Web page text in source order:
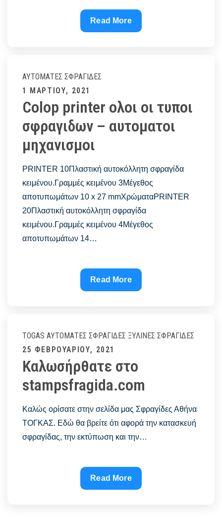
COLOP
STAMP
INDIGO
Read More
ΑΥΤΌΜΑΤΕΣ ΣΦΡΑΓΊΔΕΣ
Posted
on
1 ΜΑΡΤΊΟΥ, 2021
Colop printer ολοι οι τυποι
σφραγιδων – αυτοματοι
μηχανισμοι
PRINTER 10Πλαστική αυτοκόλλητη σφραγίδα
κειμένου.Γραμμές κειμένου 3Μέγεθος
αποτυπωμάτων 10 x 27 mmΧρώματαPRINTER
20Πλαστική αυτοκόλλητη σφραγίδα
κειμένου.Γραμμές κειμένου 4Μέγεθος
αποτυπωμάτων 14…
Colop
printer
τυποι
–
αυτοματοι
μηχανισμοι
Read More
TOGAS ΑΥΤΌΜΑΤΕΣ ΣΦΡΑΓΊΔΕΣ ΞΎΛΙΝΕΣ ΣΦΡΑΓΊΔΕΣ
Posted
on
25 ΦΕΒΡΟΥΑΡΊΟΥ, 2021
Καλωσήρθατε στο
stampsfragida.com
Καλώς ορίσατε στην σελίδα μας Σφραγίδες Αθήνα
ΤΟΓΚΑΣ. Εδώ θα βρείτε ότι αφορά την κατασκευή
σφραγίδας, την εκτύπωση και την…
Καλωσήρθατε
στο
Read More